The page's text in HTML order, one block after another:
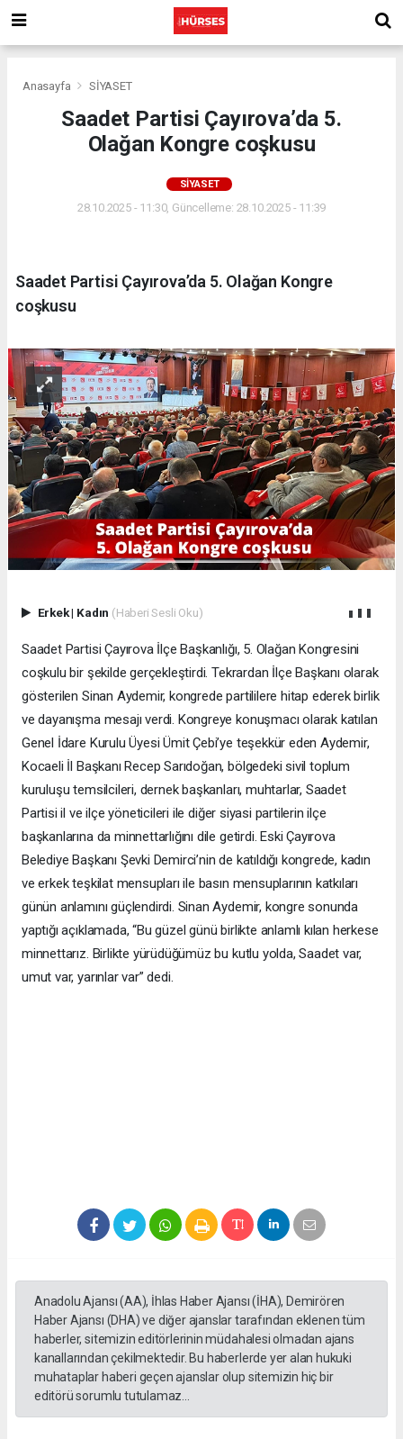
Anasayfa SİYASET
Saadet Partisi Çayırova’da 5.
Olağan Kongre coşkusu
SİYASET
28.10.2025 - 11:30, Güncelleme: 28.10.2025 - 11:39
Saadet Partisi Çayırova’da 5. Olağan Kongre
coşkusu
Erkek| Kadın (Haberi Sesli Oku)
Saadet Partisi Çayırova İlçe Başkanlığı, 5. Olağan Kongresini
coşkulu bir şekilde gerçekleştirdi. Tekrardan İlçe Başkanı olarak
gösterilen Sinan Aydemir, kongrede partililere hitap ederek birlik
ve dayanışma mesajı verdi. Kongreye konuşmacı olarak katılan
Genel İdare Kurulu Üyesi Ümit Çebi’ye teşekkür eden Aydemir,
Kocaeli İl Başkanı Recep Sarıdoğan, bölgedeki sivil toplum
kuruluşu temsilcileri, dernek başkanları, muhtarlar, Saadet
Partisi il ve ilçe yöneticileri ile diğer siyasi partilerin ilçe
başkanlarına da minnettarlığını dile getirdi. Eski Çayırova
Belediye Başkanı Şevki Demirci’nin de katıldığı kongrede, kadın
ve erkek teşkilat mensupları ile basın mensuplarının katkıları
günün anlamını güçlendirdi. Sinan Aydemir, kongre sonunda
yaptığı açıklamada, “Bu güzel günü birlikte anlamlı kılan herkese
minnettarız. Birlikte yürüdüğümüz bu kutlu yolda, Saadet var,
umut var, yarınlar var” dedi.
Anadolu Ajansı (AA), İhlas Haber Ajansı (İHA), Demirören
Haber Ajansı (DHA) ve diğer ajanslar tarafından eklenen tüm
haberler, sitemizin editörlerinin müdahalesi olmadan ajans
kanallarından çekilmektedir. Bu haberlerde yer alan hukuki
muhataplar haberi geçen ajanslar olup sitemizin hiç bir
editörü sorumlu tutulamaz...